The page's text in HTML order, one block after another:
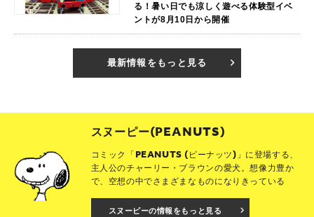
る！暑い日でも涼しく遊べる体験型イベ
ントが8月10日から開催
最新情報をもっと見る
スヌーピー(PEANUTS)
コミック「PEANUTS (ピーナッツ)」に登場する、
主人公のチャーリー・ブラウンの愛犬。想像力豊か
で、空想の中でさまざまなものになりきっている
スヌーピーの情報をもっと見る